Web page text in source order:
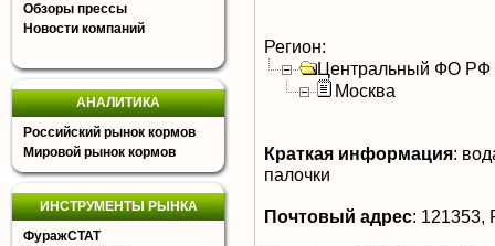
Обзоры прессы
Новости компаний
АНАЛИТИКА
Российский рынок кормов
Мировой рынок кормов
ИНСТРУМЕНТЫ РЫНКА
ФуражСТАТ
Регион:
Центральный ФО РФ
Москва
Краткая информация:
палочки
Почтовый адрес: 121353,